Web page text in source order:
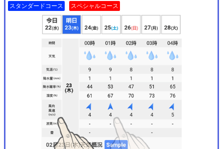
スタンダードコース スペシャルコース